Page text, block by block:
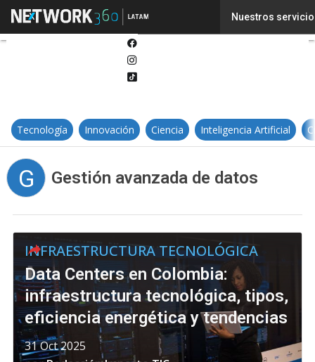
Nuestros
Tecnología Innovación Ciencia Inteligencia Artificial
G Gestión avanzada de datos
INFRAESTRUCTURA TECNOLÓGICA
Data Centers en Colombia:
infraestructura tecnológica, tipos,
eficiencia energética y tendencias
31 Oct 2025